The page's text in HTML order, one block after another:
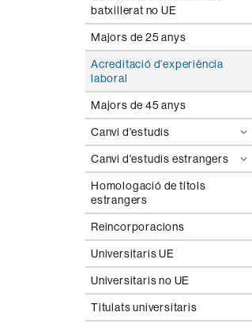
batxillerat no UE
Majors de 25 anys
Acreditació d'experiència
laboral
Majors de 45 anys
Canvi d'estudis
Canvi d'estudis estrangers
Homologació de títols
estrangers
Reincorporacions
Universitaris UE
Universitaris no UE
Titulats universitaris